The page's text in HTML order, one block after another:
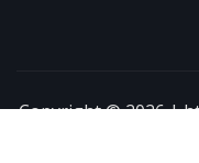
Copyright © 2026 |